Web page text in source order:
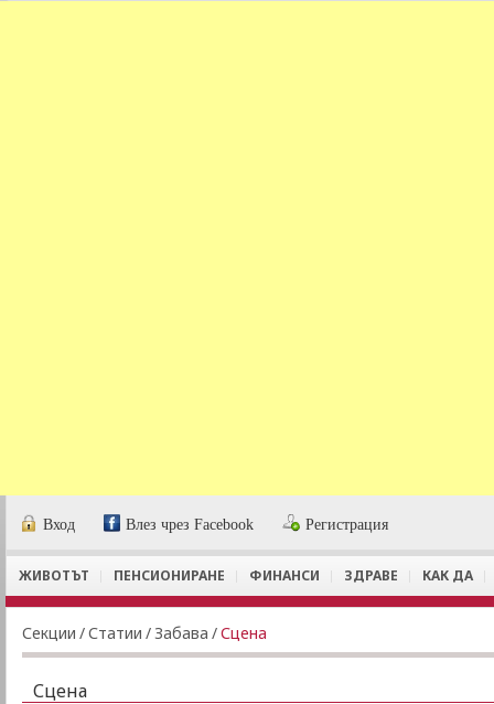
Вход Влез чрез Facebook Регистрация
ЖИВОТЪТ ПЕНСИОНИРАНЕ ФИНАНСИ ЗДРАВЕ КАК ДА
Секции /Статии / Забава /Сцена
Сцена